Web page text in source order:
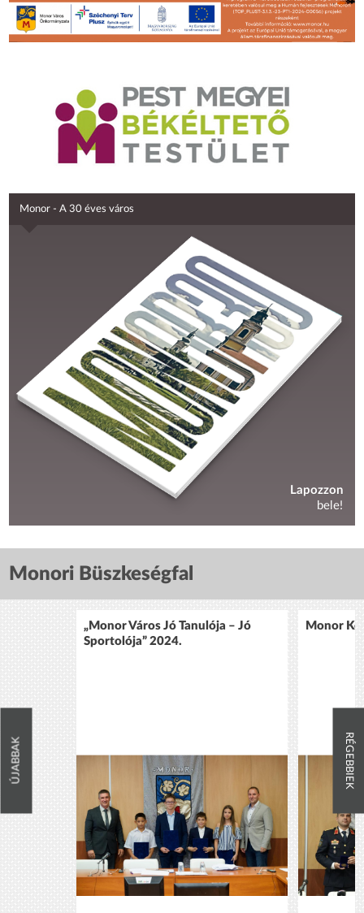
Monor - A 30 éves város
Lapozzon
bele!
Monori Büszkeségfal
ÚJABBAK
„Monor Város Jó Tanulója – Jó
Sportolója” 2024.
Monor
RÉGEBBIEK